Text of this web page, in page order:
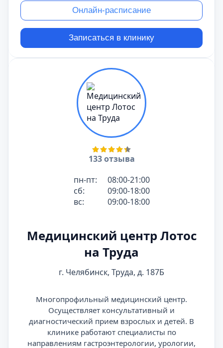
Онлайн-расписание
Записаться в клинику
133 отзыва
пн-пт:
08:00-21:00
сб:
09:00-18:00
вс:
09:00-18:00
Медицинский центр Лотос
на Труда
г. Челябинск, Труда, д. 187Б
Многопрофильный медицинский центр.
Осуществляет консультативный и
диагностический прием взрослых и детей. В
клинике работают специалисты по
направлениям гастроэнтерологии, урологии,